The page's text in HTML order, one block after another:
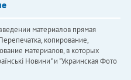
материалов прямая
копирование,
материалов, в которых
Новини" и "Украинская Фото